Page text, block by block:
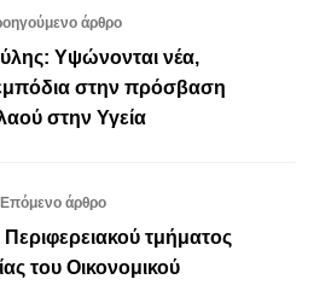
άρθρο
Υψώνονται νέα,
στην πρόσβαση
στην Υγεία
Επόμενο άρθρο
Περιφερειακού τμήματος
του Οικονομικού